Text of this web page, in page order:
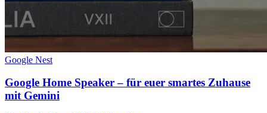
Google Nest
Google Home Speaker – für euer smartes Zuhause
mit Gemini